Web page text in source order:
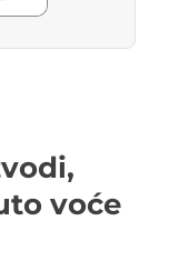
voće